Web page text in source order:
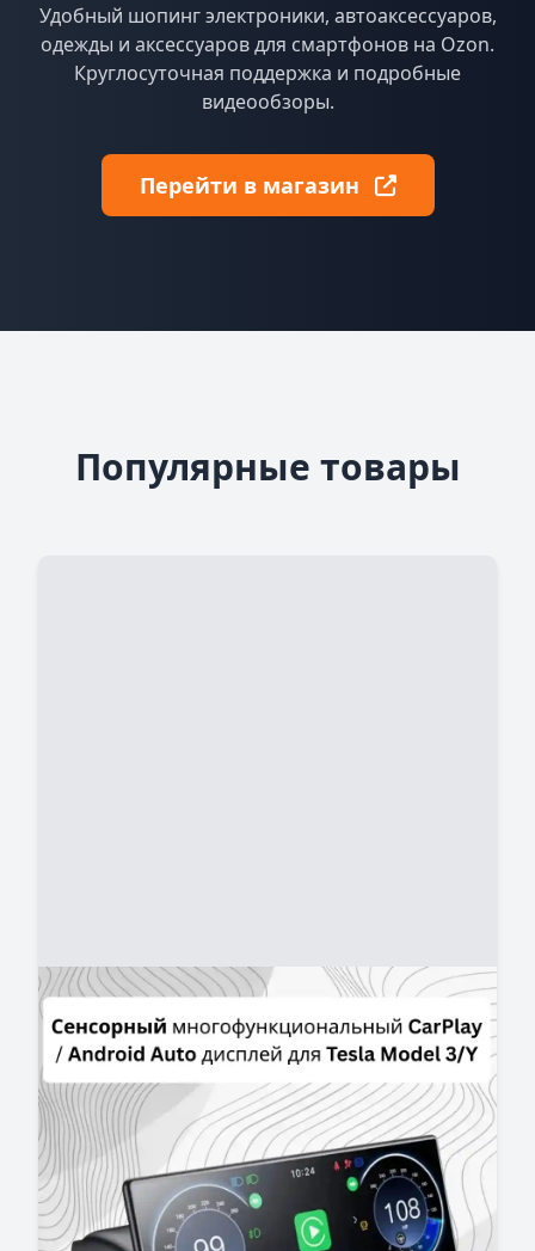
Удобный шопинг электроники, автоаксессуаров,
одежды и аксессуаров для смартфонов на Ozon.
Круглосуточная поддержка и подробные
видеообзоры.
Перейти в магазин
Популярные товары